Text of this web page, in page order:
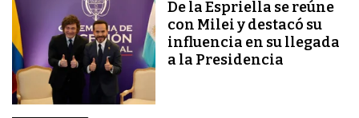
De la Espriella se reúne
con Milei y destacó su
influencia en su llegada
a la Presidencia